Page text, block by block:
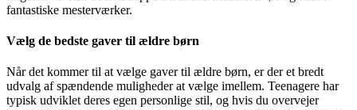
fantastiske mesterværker.
Vælg de bedste gaver til ældre børn
Når det kommer til at vælge gaver til ældre børn, er der et bredt
udvalg af spændende muligheder at vælge imellem. Teenagere har
typisk udviklet deres egen personlige stil, og hvis du overvejer